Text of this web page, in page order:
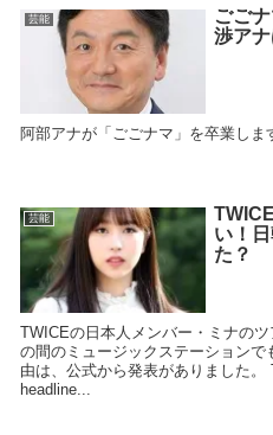
芸能
ごご
渉ア
阿部アナが「ごごナマ」を卒業しま
芸能
い！
た？
TWICEの日本人メンバー・ミナの
の間のミュージックステーション
由は、公式から発表がありました
headline...